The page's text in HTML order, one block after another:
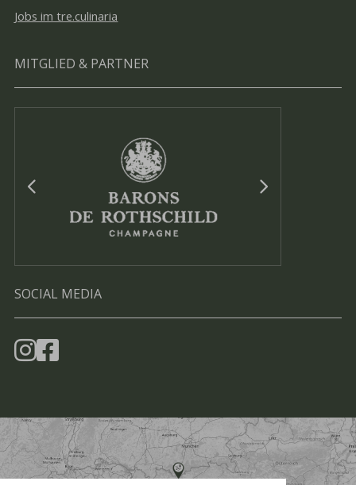
Jobs im tre.culinaria
MITGLIED & PARTNER
SOCIAL MEDIA